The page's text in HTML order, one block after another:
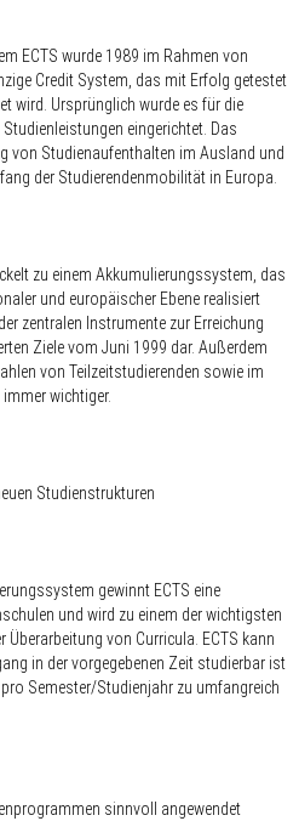
ECTS wurde 1989 im Rahmen von
Credit System, das mit Erfolg getestet
wird. Ursprünglich wurde es für die
eingerichtet. Das
von Studienaufenthalten im Ausland und
der Studierendenmobilität in Europa.
zu einem Akkumulierungssystem, das
und europäischer Ebene realisiert
zentralen Instrumente zur Erreichung
Ziele vom Juni 1999 dar. Außerdem
von Teilzeitstudierenden sowie im
wichtiger.
Studienstrukturen
gewinnt ECTS eine
und wird zu einem der wichtigsten
Überarbeitung von Curricula. ECTS kann
in der vorgegebenen Zeit studierbar ist
Semester/Studienjahr zu umfangreich
sinnvoll angewendet